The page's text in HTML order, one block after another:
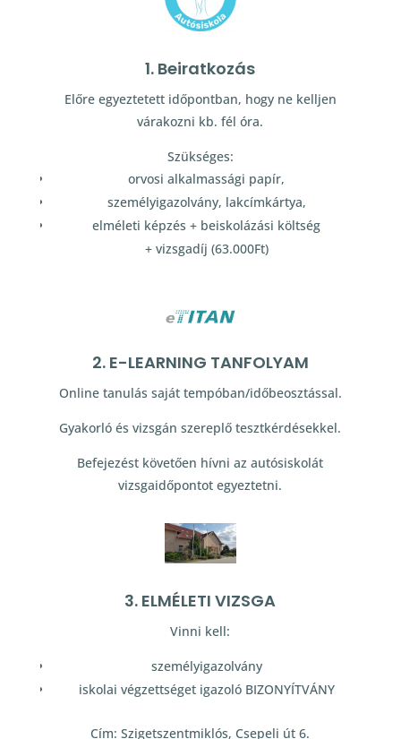
1. Beiratkozás
Előre egyeztetett időpontban, hogy ne kelljen
várakozni kb. fél óra.
Szükséges:
orvosi alkalmassági papír,
személyigazolvány, lakcímkártya,
elméleti képzés + beiskolázási költség
+ vizsgadíj (63.000Ft)
2. E-LEARNING TANFOLYAM
Online tanulás saját tempóban/időbeosztással.
Gyakorló és vizsgán szereplő tesztkérdésekkel.
Befejezést követően hívni az autósiskolát
vizsgaidőpontot egyeztetni.
3. ELMÉLETI VIZSGA
Vinni kell:
személyigazolvány
iskolai végzettséget igazoló BIZONYÍTVÁNY
Cím: Szigetszentmiklós, Csepeli út 6.